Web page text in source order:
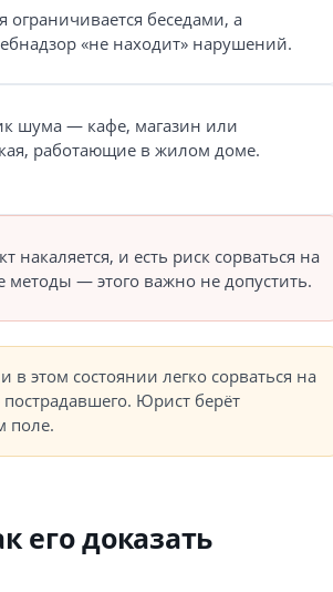
ограничивается беседами, а
«не находит» нарушений.
шума — кафе, магазин или
работающие в жилом доме.
накаляется, и есть риск сорваться на
методы — этого важно не допустить.
этом состоянии легко сорваться на
Юрист берёт
поле.
его доказать